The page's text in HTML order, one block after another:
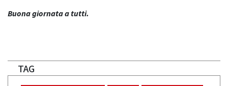
Buona giornata a tutti.
TAG